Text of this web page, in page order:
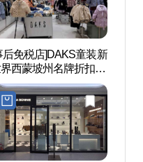
后免税店]DAKS童装新
西蒙坡州名牌折扣购
中心(닥스키즈 신세계
이먼프리미엄아울렛
주점)